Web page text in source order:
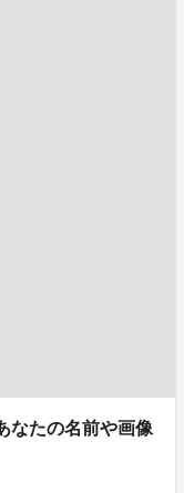
なたの名前や画像